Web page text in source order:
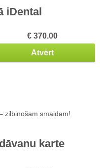
iDental
€ 370.00
Atvērt
zilbinošam smaidam!
karte